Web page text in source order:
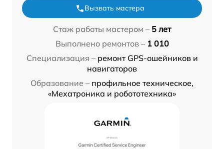
Вызвать мастера
Стаж работы мастером – 5 лет
Выполнено ремонтов – 1 010
Специализация – ремонт GPS-ошейников и
навигаторов
Образование – профильное техническое,
«Мехатроника и робототехника»